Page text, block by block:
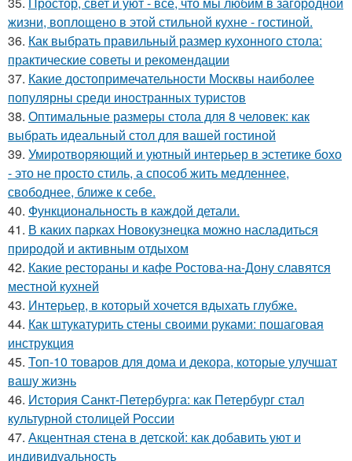
жизни, воплощено в этой стильной кухне - гостиной.
36. Как выбрать правильный размер кухонного стола:
практические советы и рекомендации
37. Какие достопримечательности Москвы наиболее
популярны среди иностранных туристов
38. Оптимальные размеры стола для 8 человек: как
выбрать идеальный стол для вашей гостиной
39. Умиротворяющий и уютный интерьер в эстетике бохо
- это не просто стиль, а способ жить медленнее,
свободнее, ближе к себе.
40. Функциональность в каждой детали.
41. В каких парках Новокузнецка можно насладиться
природой и активным отдыхом
42. Какие рестораны и кафе Ростова-на-Дону славятся
местной кухней
43. Интерьер, в который хочется вдыхать глубже.
44. Как штукатурить стены своими руками: пошаговая
инструкция
45. Топ-10 товаров для дома и декора, которые улучшат
вашу жизнь
46. История Санкт-Петербурга: как Петербург стал
культурной столицей России
47. Акцентная стена в детской: как добавить уют и
индивидуальность